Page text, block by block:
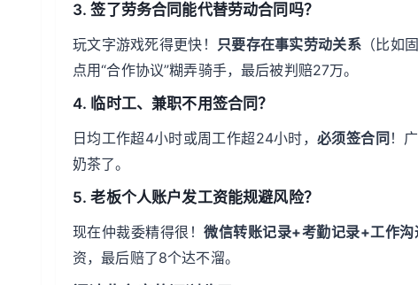
3.签了劳务合同能代替劳动合同吗？
玩文字游戏死得更快！
只要存在事实劳动关系（比如
点用“合作协议”糊弄骑手，最后被判赔27万。
4. 临时工、兼职不用签合同？
日均工作超4小时或周工作超24小时，必须签合同 ！
奶茶了。
5.老板个人账户发工资能规避风险？
现在仲裁委精得很！微信转账记录+考勤记录+工作沟
资，最后赔了8个达不溜。